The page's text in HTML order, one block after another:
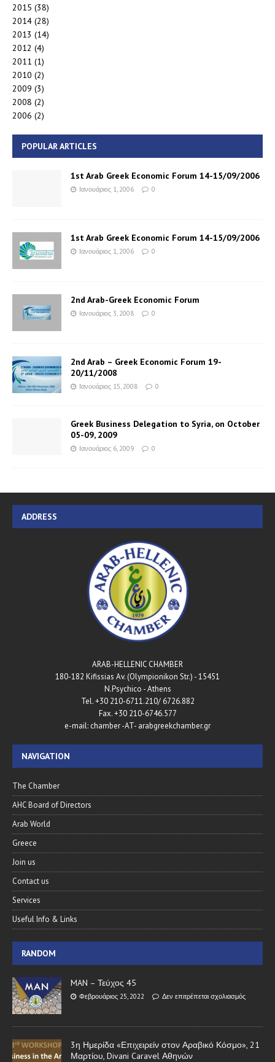
2015 (38)
2014 (28)
2013 (14)
2012 (4)
2011 (1)
2010 (2)
2009 (3)
2008 (2)
2006 (2)
POPULAR ARTICLES
1st Arab Greek Economic Forum 14-15/09/2006
Ιανουάριος 1, 2006 0
1st Arab Greek Economic Forum 14-15/09/2006
Ιανουάριος 1, 2006 0
2nd Arab-Greek Economic Forum
Ιανουάριος 3, 2008 0
2nd Arab – Greek Economic Forum 19-
20/11/2008
Ιανουάριος 15, 2008 0
Greek Business Delegation to Syria, on October
05-09, 2009
Ιανουάριος 6, 2009 0
ADDRESS
ARAB-HELLENIC CHAMBER
180-182 Kifissias Av. (Olympionikon Str.) - 15451
N.Psychico - Athens
Tel. +30 210-6711.210/ 6726.882
Fax. +30 210-6746.577
e-mail: chamber -AT- arabgreekchamber.gr
NAVIGATION
The Chamber
AHC Board of Directors
Arab World
Greece
Join us
Contact us
Services
Useful Info & Links
RANDOM
MAN – Τεύχος 45
Φεβρουάριος 25, 2022 Δεν επιτρέπεται σχολιασμός
3η Ημερίδα «Επιχειρείν στον Αραβικό Κόσμο», 21
Μαρτίου, Divani Caravel Αθηνών